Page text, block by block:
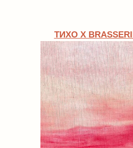
ДУЭТНАЯ ВЫСТАВКА
ДАШИ СУРМЫ И ВИКИ ХАДАНКИ
«И УПАЛА С НЕБА ЗВЕЗДОЧКА»